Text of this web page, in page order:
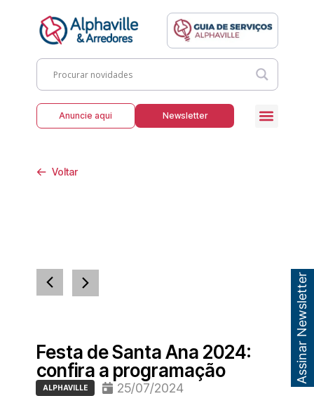
Anuncie aqui Newsletter
Voltar
Festa de Santa Ana 2024:
confira a programação
ALPHAVILLE 25/07/2024
Assinar Newsletter